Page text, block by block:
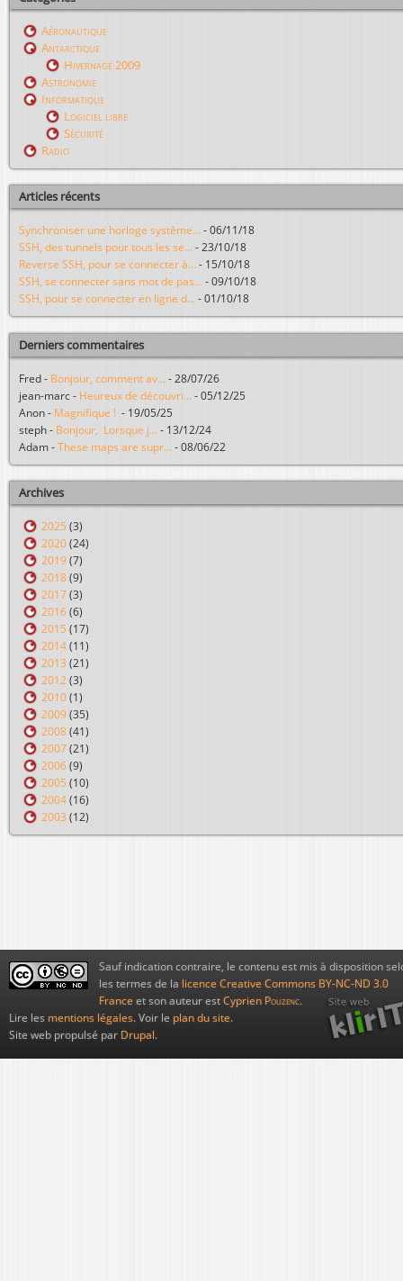
Aéronautique
Antarctique
Hivernage 2009
Astronomie
Informatique
Logiciel libre
Sécurité
Radio
Articles récents
Synchroniser une horloge système... - 06/11/18
SSH, des tunnels pour tous les se... - 23/10/18
Reverse SSH, pour se connecter à... - 15/10/18
SSH, se connecter sans mot de pas... - 09/10/18
SSH, pour se connecter en ligne d... - 01/10/18
Derniers commentaires
Fred - Bonjour, comment av... - 28/07/26
jean-marc - Heureux de découvri... - 05/12/25
Anon - Magnifique ! - 19/05/25
steph - Bonjour, Lorsque j... - 13/12/24
Adam - These maps are supr... - 08/06/22
Archives
2025 (3)
2020 (24)
2019 (7)
2018 (9)
2017 (3)
2016 (6)
2015 (17)
2014 (11)
2013 (21)
2012 (3)
2010 (1)
2009 (35)
2008 (41)
2007 (21)
2006 (9)
2005 (10)
2004 (16)
2003 (12)
Sauf indication contraire, le contenu est mis à disposition
les termes de la licence Creative Commons BY-NC-ND 3.0
France et son auteur est Cyprien Pouzenc.
Lire les mentions légales. Voir le plan du site.
Site web propulsé par Drupal.